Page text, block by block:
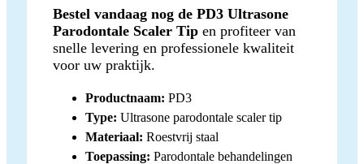
Bestel vandaag nog de PD3 Ultrasone
Parodontale Scaler Tip en profiteer van
snelle levering en professionele kwaliteit
voor uw praktijk.
Productnaam: PD3
Type: Ultrasone parodontale scaler tip
Materiaal: Roestvrij staal
Toepassing: Parodontale behandelingen